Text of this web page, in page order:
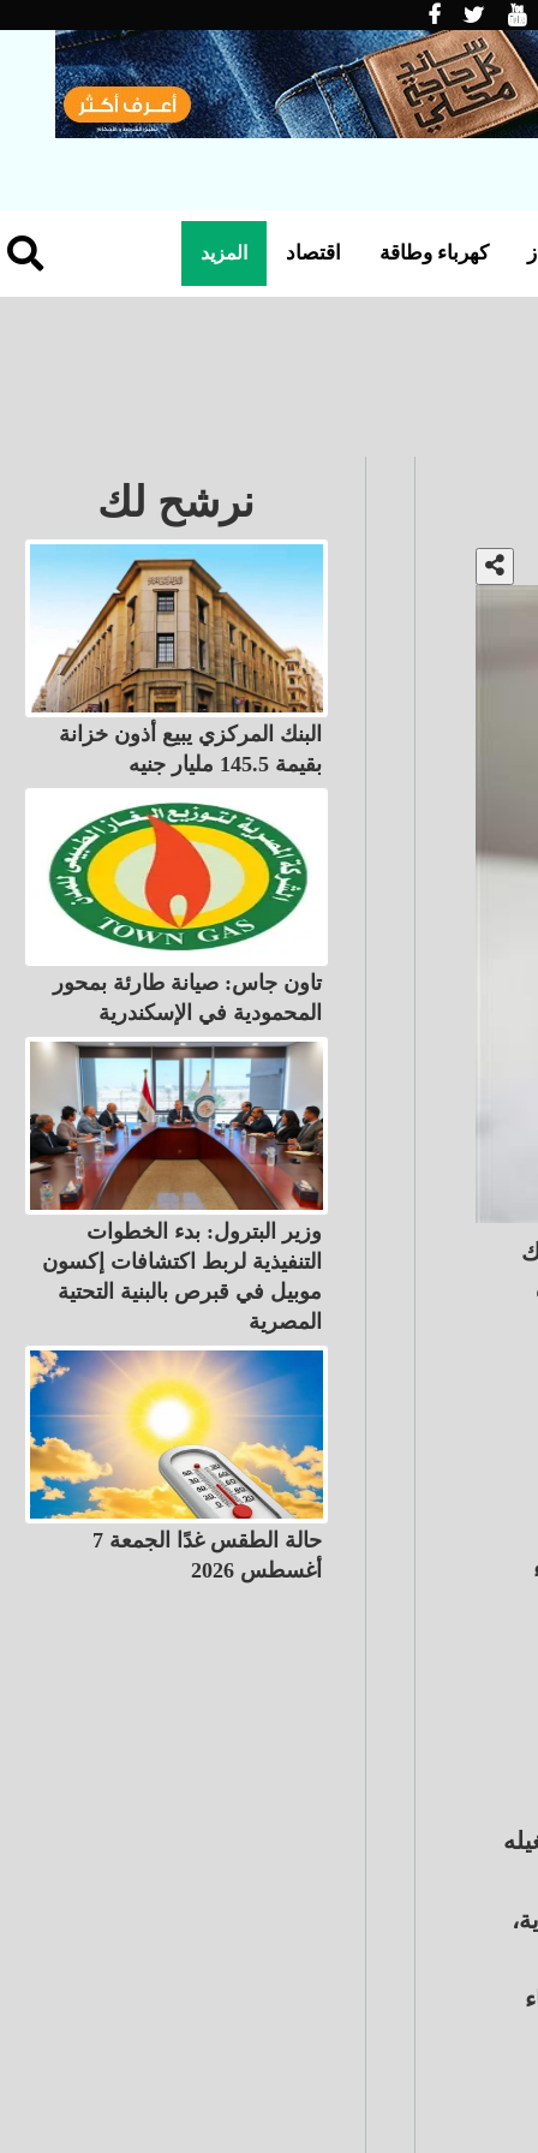
المزيد اقتصاد كهرباء وطاقة
نرشح لك
البنك المركزي يبيع أذون خزانة
بقيمة 145.5 مليار جنيه
تاون جاس: صيانة طارئة بمحور
المحمودية في الإسكندرية
وزير البترول: بدء الخطوات
التنفيذية لربط اكتشافات إكسون
موبيل في قبرص بالبنية التحتية
المصرية
حالة الطقس غدًا الجمعة 7
أغسطس 2026